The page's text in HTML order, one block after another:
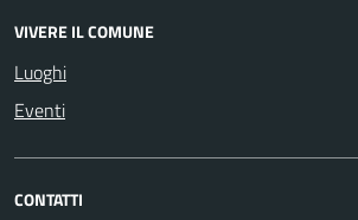
VIVERE IL COMUNE
Luoghi
Eventi
CONTATTI